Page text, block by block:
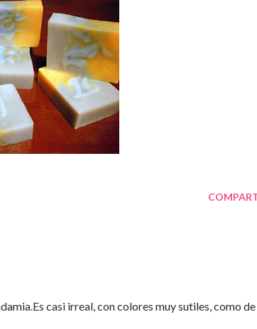
casi irreal, con colores muy sutiles, como de